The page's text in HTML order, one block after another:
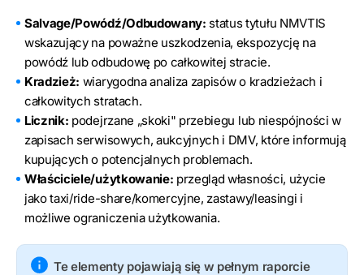
Salvage/Powódź/Odbudowany: status tytułu NMVTIS
wskazujący na poważne uszkodzenia, ekspozycję na
powódź lub odbudowę po całkowitej stracie.
Kradzież: wiarygodna analiza zapisów o kradzieżach i
całkowitych stratach.
Licznik: podejrzane „skoki" przebiegu lub niespójności w
zapisach serwisowych, aukcyjnych i DMV, które informują
kupujących o potencjalnych problemach.
Właściciele/użytkowanie: przegląd własności, użycie
jako taxi/ride-share/komercyjne, zastawy/leasingi i
możliwe ograniczenia użytkowania.
Te elementy pojawiają się w pełnym raporcie